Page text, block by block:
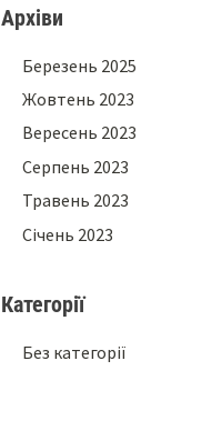
Архіви
Березень 2025
Жовтень 2023
Вересень 2023
Серпень 2023
Травень 2023
Січень 2023
Категорії
Без категорії